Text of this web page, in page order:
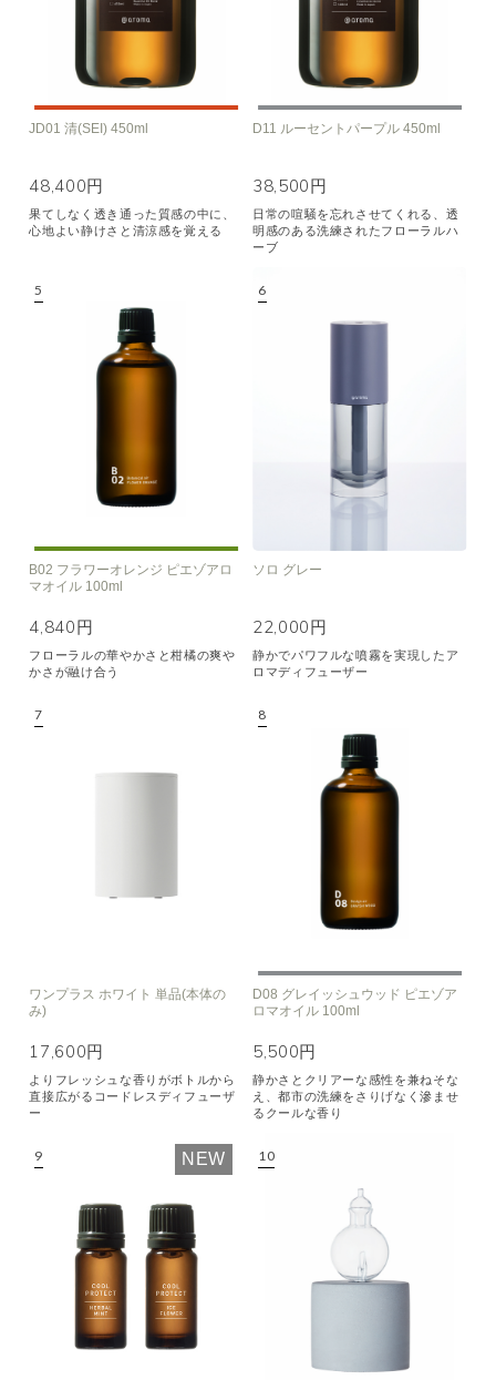
JD01 清(SEI) 450ml
48,400円
果てしなく透き通った質感の中に、
心地よい静けさと清涼感を覚える
D11 ルーセントパープル 450ml
38,500円
日常の喧騒を忘れさせてくれる、透
明感のある洗練されたフローラルハ
ーブ
B02 フラワーオレンジ ピエゾアロ
マオイル 100ml
4,840円
フローラルの華やかさと柑橘の爽や
かさが融け合う
ソロ グレー
22,000円
静かでパワフルな噴霧を実現したア
ロマディフューザー
ワンプラス ホワイト 単品(本体の
み)
17,600円
よりフレッシュな香りがボトルから
直接広がるコードレスディフューザ
ー
D08 グレイッシュウッド ピエゾア
ロマオイル 100ml
5,500円
静かさとクリアーな感性を兼ねそな
え、都市の洗練をさりげなく滲ませ
るクールな香り
NEW